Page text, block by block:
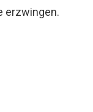
erzwingen.